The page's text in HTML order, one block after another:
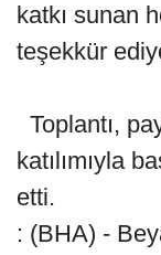
katkı sunan
teşekkür
Toplantı,
katılımıyla
etti.
: (BHA) -